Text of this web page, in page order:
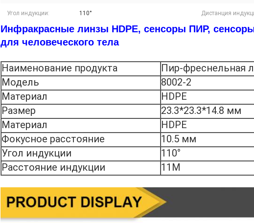
Угол индукции: 110° Дистанция
Инфракрасные линзы HDPE, сенсоры ПИР,
для человеческого тела
Наименование продукта
Пир-фреснельная
Модель
8002-2
Материал
HDPE
Размер
23.3*23.3*14.8 мм
Материал
HDPE
Фокусное расстояние
10.5 мм
Угол индукции
110°
Расстояние индукции
11M